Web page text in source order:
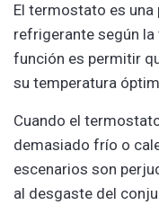
El termostato es una
refrigerante según
función es permitir
su temperatura
Cuando el
demasiado frío o
escenarios son
al desgaste del